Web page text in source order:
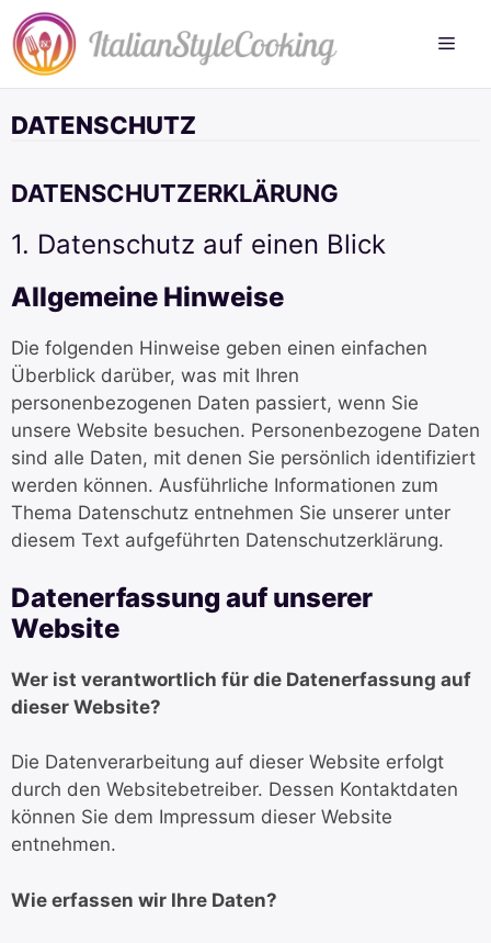
Zum
Inhalt
springen
DATENSCHUTZ
DATENSCHUTZERKLÄRUNG
1. Datenschutz auf einen Blick
Allgemeine Hinweise
Die folgenden Hinweise geben einen einfachen
Überblick darüber, was mit Ihren
personenbezogenen Daten passiert, wenn Sie
unsere Website besuchen. Personenbezogene Daten
sind alle Daten, mit denen Sie persönlich identifiziert
werden können. Ausführliche Informationen zum
Thema Datenschutz entnehmen Sie unserer unter
diesem Text aufgeführten Datenschutzerklärung.
Datenerfassung auf unserer
Website
Wer ist verantwortlich für die Datenerfassung auf
dieser Website?
Die Datenverarbeitung auf dieser Website erfolgt
durch den Websitebetreiber. Dessen Kontaktdaten
können Sie dem Impressum dieser Website
entnehmen.
Wie erfassen wir Ihre Daten?